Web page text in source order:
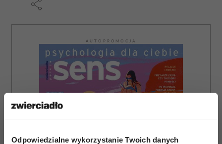
Odpowiedzialne wykorzystanie Twoich danych
AUTOPROMOCJA